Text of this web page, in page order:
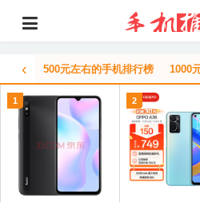
‹ 500元左右的手机排行榜 1000
1 2